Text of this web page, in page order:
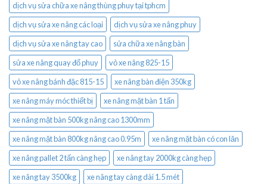
dịch vụ sửa chữa xe nâng thùng phuy tại tphcm
dịch vụ sửa xe nâng các loại
dịch vụ sửa xe nâng phuy
dịch vụ sửa xe nâng tay cao
sửa chữa xe nâng bàn
sửa xe nâng quay đổ phuy
vỏ xe nâng 825-15
vỏ xe nâng bánh đặc 815-15
xe nâng bàn điện 350kg
xe nâng máy móc thiết bị
xe nâng mặt bàn 1 tấn
xe nâng mặt bàn 500kg nâng cao 1300mm
xe nâng mặt bàn 800kg nâng cao 0.95m
xe nâng mặt bàn có con lăn
xe nâng pallet 2 tấn càng hẹp
xe nâng tay 2000kg càng hẹp
xe nâng tay 3500kg
xe nâng tay càng dài 1.5 mét